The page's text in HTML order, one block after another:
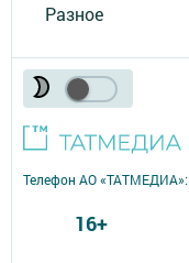
Разное
Телефон АО «ТАТМЕДИА»:
16+